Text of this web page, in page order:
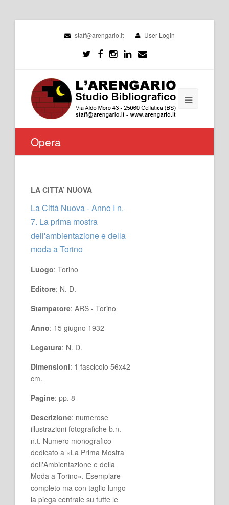
staff@arengario.it User Login
Opera
LA CITTA’ NUOVA
La Città Nuova - Anno I n.
7. La prima mostra
dell'ambientazione e della
moda a Torino
Luogo: Torino
Editore: N. D.
Stampatore: ARS - Torino
Anno: 15 giugno 1932
Legatura: N. D.
Dimensioni: 1 fascicolo 56x42
cm.
Pagine: pp. 8
Descrizione: numerose
illustrazioni fotografiche b.n.
n.t. Numero monografico
dedicato a «La Prima Mostra
dell'Ambientazione e della
Moda a Torino». Esemplare
completo ma con taglio lungo
la piega centrale su tutte le